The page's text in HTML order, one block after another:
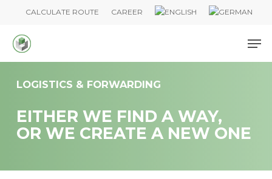
main
content
CALCULATE ROUTE CAREER
LOGISTICS & FORWARDING
EITHER WE FIND A WAY,
OR WE CREATE A NEW ONE